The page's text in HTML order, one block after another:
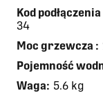
Kod podłączenia
34
Moc grzewcza :
Pojemność
Waga: 5.6 kg